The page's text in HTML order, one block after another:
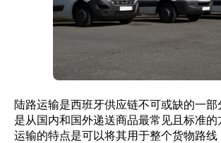
陆路运输是西班牙供应链不可或缺的一
是从国内和国外递送商品最常见且标准
运输的特点是可以将其用于整个货物路